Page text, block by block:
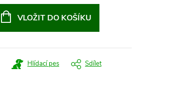
VLOŽIT DO KOŠÍKU
Hlídací pes Sdílet